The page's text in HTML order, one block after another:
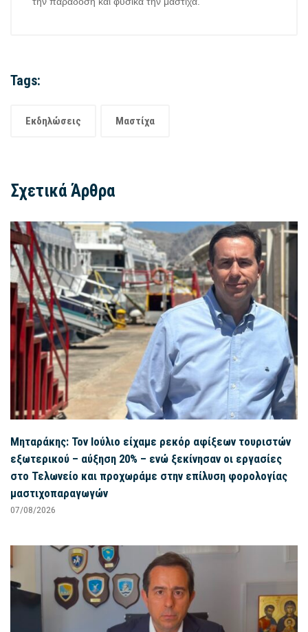
Tags:
Εκδηλώσεις Μαστίχα
Σχετικά Άρθρα
Μηταράκης: Τον Ιούλιο είχαμε ρεκόρ αφίξεων τουριστών
εξωτερικού – αύξηση 20% – ενώ ξεκίνησαν οι εργασίες
στο Τελωνείο και προχωράμε στην επίλυση φορολογίας
μαστιχοπαραγωγών
07/08/2026